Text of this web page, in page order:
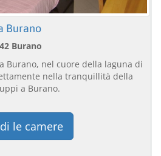
Burano
Burano
Burano, nel cuore della laguna di
nella tranquillità della
a Burano.
le camere